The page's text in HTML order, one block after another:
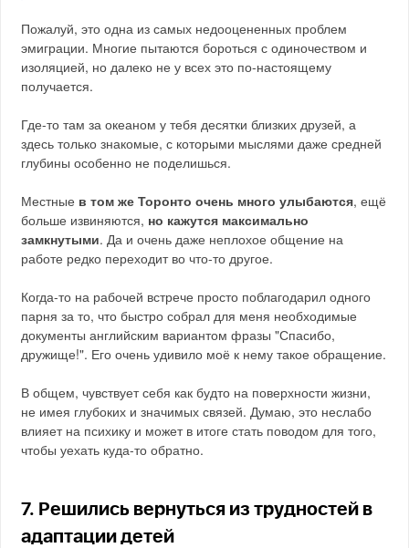
Пожалуй, это одна из самых недооцененных проблем
эмиграции. Многие пытаются бороться с одиночеством и
изоляцией, но далеко не у всех это по-настоящему
получается.
Где-то там за океаном у тебя десятки близких друзей, а
здесь только знакомые, с которыми мыслями даже средней
глубины особенно не поделишься.
Местные в том же Торонто очень много улыбаются, ещё
больше извиняются, но кажутся максимально
замкнутыми. Да и очень даже неплохое общение на
работе редко переходит во что-то другое.
Когда-то на рабочей встрече просто поблагодарил одного
парня за то, что быстро собрал для меня необходимые
документы английским вариантом фразы "Спасибо,
дружище!". Его очень удивило моё к нему такое обращение.
В общем, чувствует себя как будто на поверхности жизни,
не имея глубоких и значимых связей. Думаю, это неслабо
влияет на психику и может в итоге стать поводом для того,
чтобы уехать куда-то обратно.
7. Решились вернуться из трудностей в
адаптации детей